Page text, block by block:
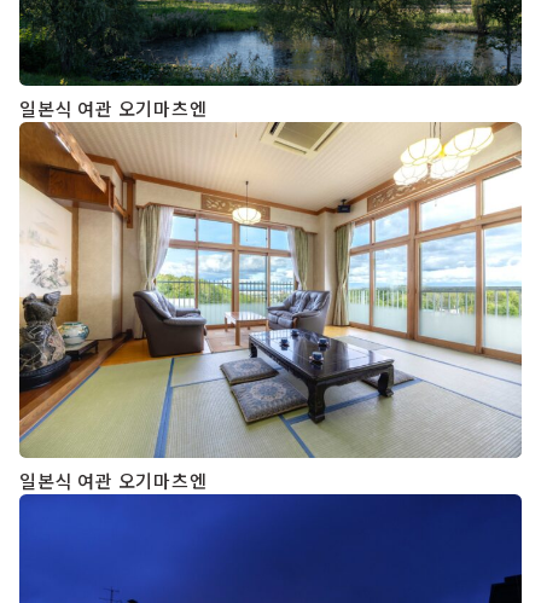
일본식 여관 오기마츠엔
일본식 여관 오기마츠엔